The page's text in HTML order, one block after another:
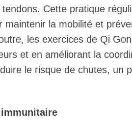
Cette pratique
maintenir la mobilité et
les exercices de Qi
et en améliorant la
le risque de chutes, un